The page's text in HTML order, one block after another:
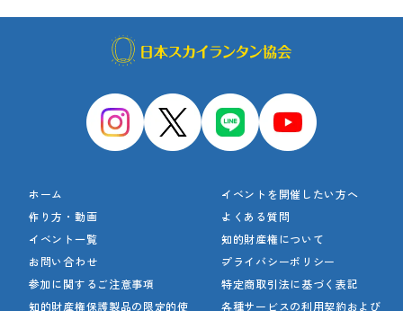
ホーム
イベントを開催したい方へ
作り方・動画
よくある質問
イベント一覧
知的財産権について
お問い合わせ
プライバシーポリシー
参加に関するご注意事項
特定商取引法に基づく表記
知的財産権保護製品の限定的使 各種サービスの利用契約および